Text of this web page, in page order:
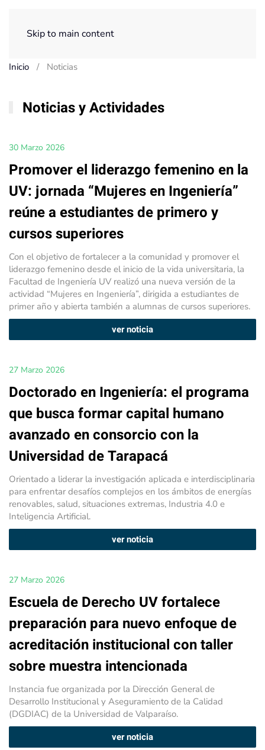
Skip to main content
Inicio Noticias
Noticias y Actividades
30 Marzo 2026
Promover el liderazgo femenino en la
UV: jornada “Mujeres en Ingeniería”
reúne a estudiantes de primero y
cursos superiores
Con el objetivo de fortalecer a la comunidad y promover el
liderazgo femenino desde el inicio de la vida universitaria, la
Facultad de Ingeniería UV realizó una nueva versión de la
actividad “Mujeres en Ingeniería”, dirigida a estudiantes de
primer año y abierta también a alumnas de cursos superiores.
ver noticia
27 Marzo 2026
Doctorado en Ingeniería: el programa
que busca formar capital humano
avanzado en consorcio con la
Universidad de Tarapacá
Orientado a liderar la investigación aplicada e interdisciplinaria
para enfrentar desafíos complejos en los ámbitos de energías
renovables, salud, situaciones extremas, Industria 4.0 e
Inteligencia Artificial.
ver noticia
27 Marzo 2026
Escuela de Derecho UV fortalece
preparación para nuevo enfoque de
acreditación institucional con taller
sobre muestra intencionada
Instancia fue organizada por la Dirección General de
Desarrollo Institucional y Aseguramiento de la Calidad
(DGDIAC) de la Universidad de Valparaíso.
ver noticia